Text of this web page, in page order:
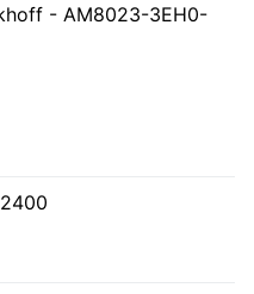
- AM8023-3EH0-